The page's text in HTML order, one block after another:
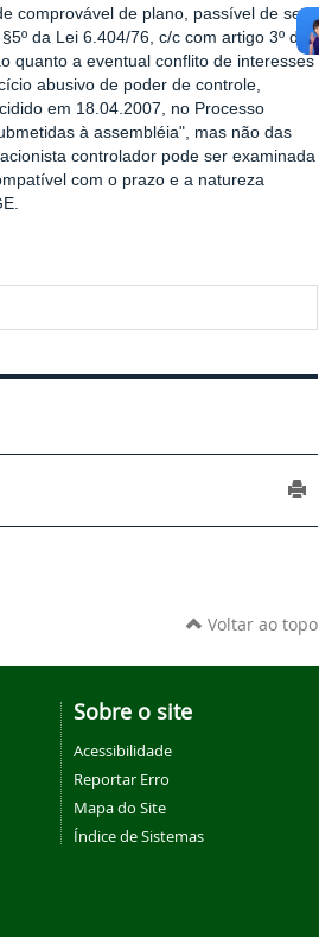
comprovável de plano, passível de ser
da Lei 6.404/76, c/c com artigo 3º da
quanto a eventual conflito de interesses
abusivo de poder de controle,
em 18.04.2007, no Processo
à assembléia", mas não das
controlador pode ser examinada
com o prazo e a natureza
Voltar ao topo
Sobre o site
Acessibilidade
Reportar Erro
Mapa do Site
Índice de Sistemas